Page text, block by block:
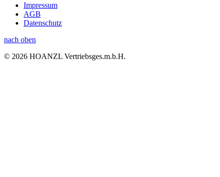
Impressum
AGB
Datenschutz
nach oben
© 2026 HOANZL Vertriebsges.m.b.H.